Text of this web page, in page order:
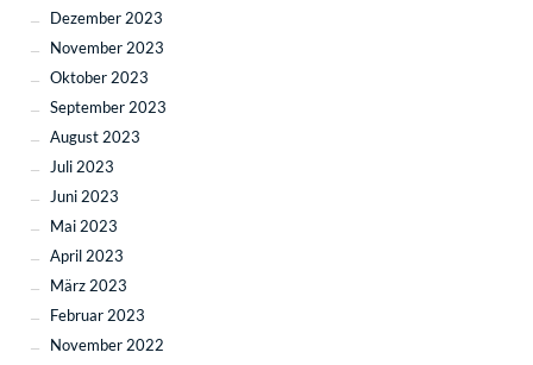
Dezember 2023
November 2023
Oktober 2023
September 2023
August 2023
Juli 2023
Juni 2023
Mai 2023
April 2023
März 2023
Februar 2023
November 2022